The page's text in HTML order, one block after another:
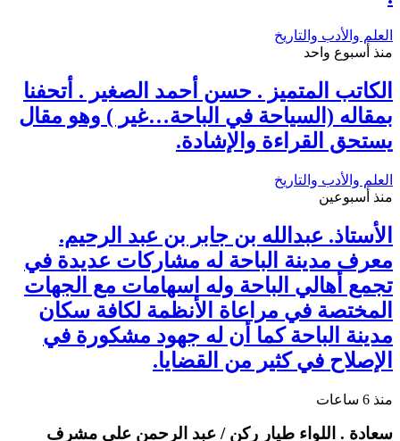
العلم والأدب والتاريخ
منذ أسبوع واحد
الكاتب المتميز . حسن أحمد الصغير . أتحفنا
بمقاله (السياحة في الباحة…غير ) وهو مقال
يستحق القراءة والإشادة.
العلم والأدب والتاريخ
منذ أسبوعين
الأستاذ. عبدالله بن جابر بن عبد الرحيم.
معرف مدينة الباحة له مشاركات عديدة في
تجمع أهالي الباحة وله اسهامات مع الجهات
المختصة في مراعاة الأنظمة لكافة سكان
مدينة الباحة كما أن له جهود مشكورة في
الإصلاح في كثير من القضايا.
منذ 6 ساعات
سعادة . اللواء طيار ركن / عبد الرحمن علي مشرف